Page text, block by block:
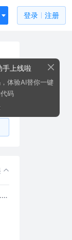
登录 注册
lombok 使用了 com.sun.tools.javac.* 下的包
手上线啦
体验AI替你一键
码